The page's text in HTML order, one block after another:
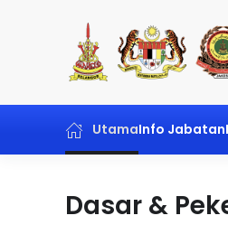
Skip to main content
UtamaInfo Jabatan
Dasar &